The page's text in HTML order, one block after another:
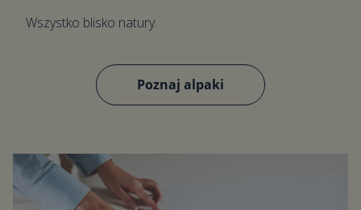
Wszystko blisko natury.
Poznaj alpaki